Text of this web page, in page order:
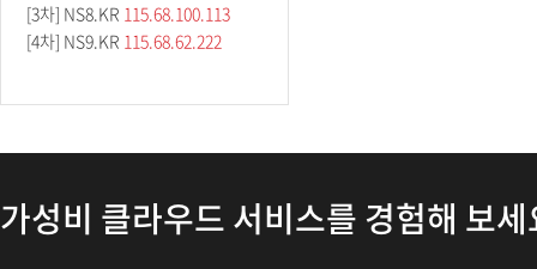
[3차] NS8.KR 115.68.100.113
[4차] NS9.KR 115.68.62.222
가성비 클라우드 서비스를 경험해 보